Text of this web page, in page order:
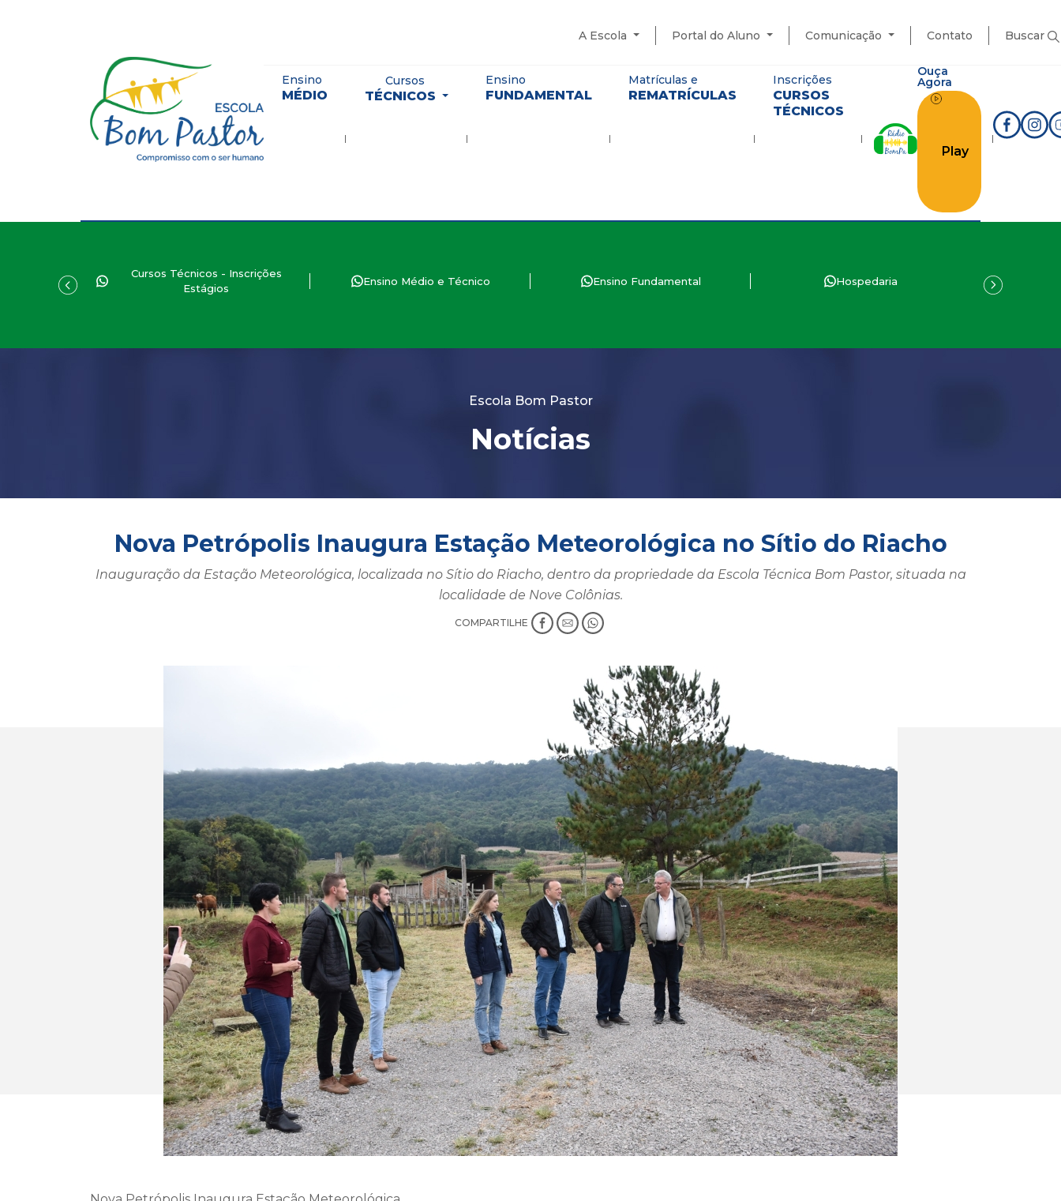
A Escola Portal do Aluno Comunicação Contato Buscar
Ensino
MÉDIO
Cursos
TÉCNICOS
Ensino
FUNDAMENTAL
Matrículas e
REMATRÍCULAS
Inscrições
CURSOS
TÉCNICOS
Ouça
Agora
Play
Cursos Técnicos - Inscrições
Estágios
Ensino Médio e Técnico Ensino Fundamental Hospedaria
Escola Bom Pastor
Notícias
Nova Petrópolis Inaugura Estação Meteorológica no Sítio do Riacho
Inauguração da Estação Meteorológica, localizada no Sítio do Riacho, dentro da propriedade da Escola Técnica Bom Pastor, situada na
localidade de Nove Colônias.
COMPARTILHE